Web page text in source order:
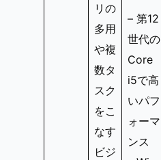
リの
多用
や複
数タ
スク
をこ
なす
ビジ
– 第12
世代の
Core
i5で高
いパフ
ォーマ
ンス